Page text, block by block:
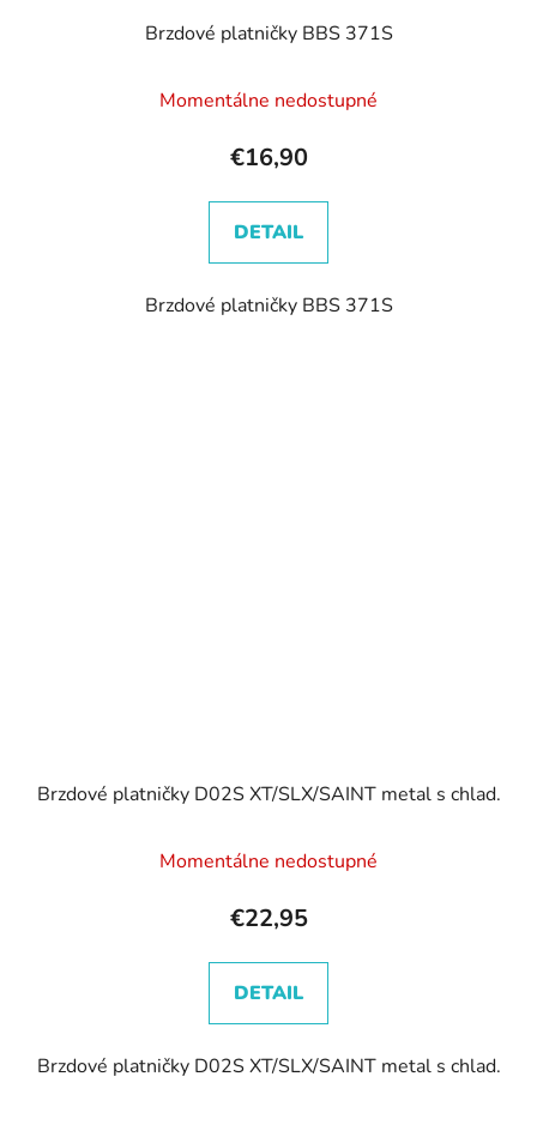
Brzdové platničky BBS 371S
Momentálne nedostupné
€16,90
DETAIL
Brzdové platničky BBS 371S
Brzdové platničky D02S XT/SLX/SAINT metal s chlad.
Momentálne nedostupné
€22,95
DETAIL
Brzdové platničky D02S XT/SLX/SAINT metal s chlad.